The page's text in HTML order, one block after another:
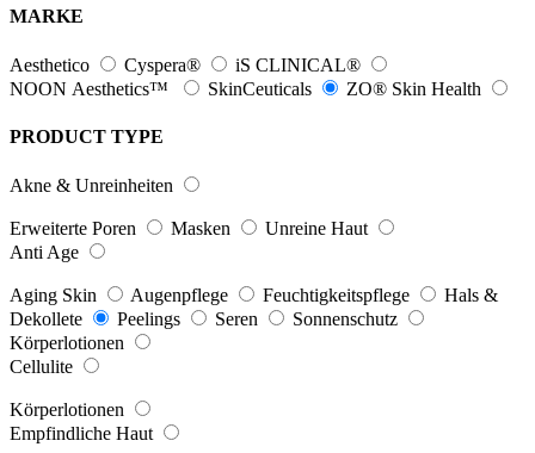
MARKE
Aesthetico Cyspera®
iS CLINICAL®
NOON Aesthetics™
SkinCeuticals ZO® Skin Health
PRODUCT TYPE
Akne & Unreinheiten
Erweiterte Poren Masken
Unreine Haut
Anti Age
Aging Skin Augenpflege Feuchtigkeitspflege
Hals &
Dekollete
Peelings Seren
Sonnenschutz
Körperlotionen
Cellulite
Körperlotionen
Empfindliche Haut